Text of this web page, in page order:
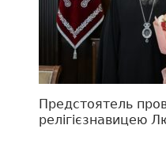
Предстоятель
релігієзнавицею